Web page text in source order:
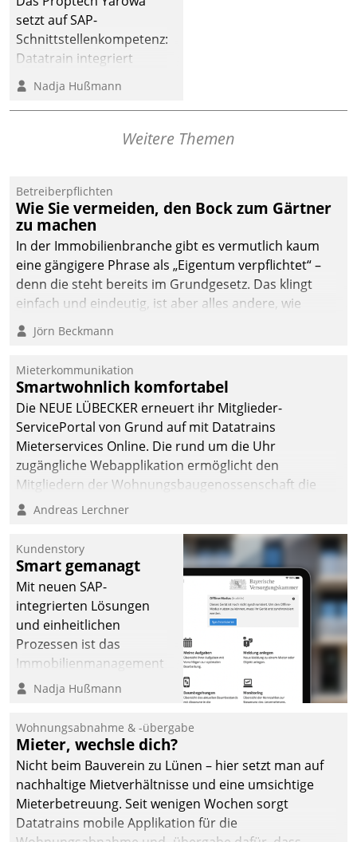
Dialogführung ermöglicht
dem externen
Serviceteam, Anrufe von
Mietenden zügiger und
effizienter zu bearbeiten.
setzt auf SAP-
Schnittstellenkompetenz:
Datatrain integriert
Yarowas Portal zur
Vergabe und Verwaltung
von Aufträgen der
deutscher
Wohnungsunternehmen
– und beschleunigt damit
den Weg vom
Mieteranliegen zum
Dienstleisterauftrag.
Nadja Hußmann
Weitere Themen
Betreiberpflichten
Wie Sie vermeiden, den Bock zum Gärtner
zu machen
In der Immobilienbranche gibt es vermutlich kaum
eine gängigere Phrase als „Eigentum verpflichtet“ –
denn die steht bereits im Grundgesetz. Das klingt
einfach und eindeutig, ist aber alles andere, wie
Branchenbeschäftigte wissen. Denn mit der
Verantwortung folgen Verpflichtungen.
Jörn Beckmann
Mieterkommunikation
Smartwohnlich komfortabel
Die NEUE LÜBECKER erneuert ihr Mitglieder-
ServicePortal von Grund auf mit Datatrains
Mieterservices Online. Die rund um die Uhr
zugängliche Webapplikation ermöglicht den
Mitgliedern der Wohnungs­bau­genossenschaft die
Kontaktaufnahme per Smartphone, Tablet oder PC.
Andreas Lerchner
Kundenstory
Smart gemanagt
Mit neuen SAP-
integrierten Lösungen
und einheitlichen
Prozessen ist das
Immobilienmanagement
der Bayerischen
Ressort Kapitalanlage für
künftige Aufgaben und
Herausforderungen
gerüstet.
Nadja Hußmann
Wohnungsabnahme & -übergabe
Mieter, wechsle dich?
Nicht beim Bauverein zu Lünen – hier setzt man auf
nachhaltige Mietverhältnisse und eine umsichtige
Mieterbetreuung. Seit wenigen Wochen sorgt
Datatrains mobile Applikation für die